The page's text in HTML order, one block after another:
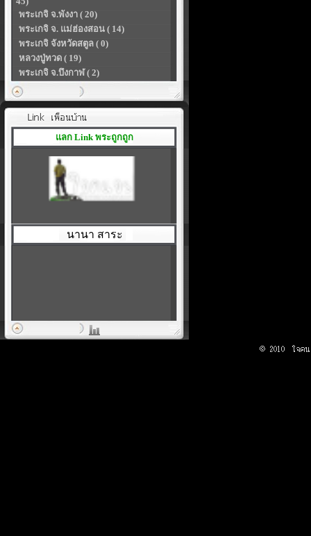
พระเกจิ จ.พังงา ( 20)
พระเกจิ จ. แม่ฮ่องสอน ( 14)
พระเกจิ จังหวัดสตูล ( 0)
หลวงปู่ทวด ( 19)
พระเกจิ จ.บึงกาฬ ( 2)
แลก Link พระถูกถูก
นานา สาระ